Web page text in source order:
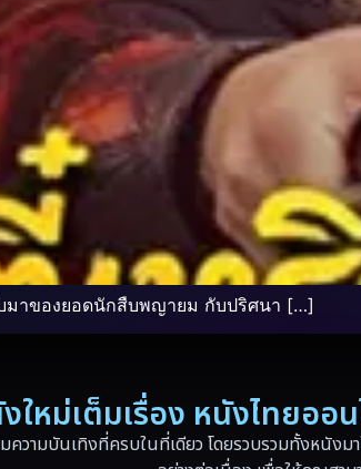
มาของยอดนักสืบพญายม กับปริศนา […]
ใหม่เต็มเรื่อง หนังไทยอ
ามบันเทิงที่ครบในที่เดียว โดยรวบรวมทั้งหนังม